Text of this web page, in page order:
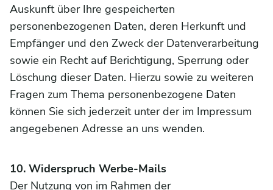
Auskunft über Ihre gespeicherten
personenbezogenen Daten, deren Herkunft und
Empfänger und den Zweck der Datenverarbeitung
sowie ein Recht auf Berichtigung, Sperrung oder
Löschung dieser Daten. Hierzu sowie zu weiteren
Fragen zum Thema personenbezogene Daten
können Sie sich jederzeit unter der im Impressum
angegebenen Adresse an uns wenden.
10. Widerspruch Werbe-Mails
Der Nutzung von im Rahmen der